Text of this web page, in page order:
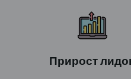
Прирост